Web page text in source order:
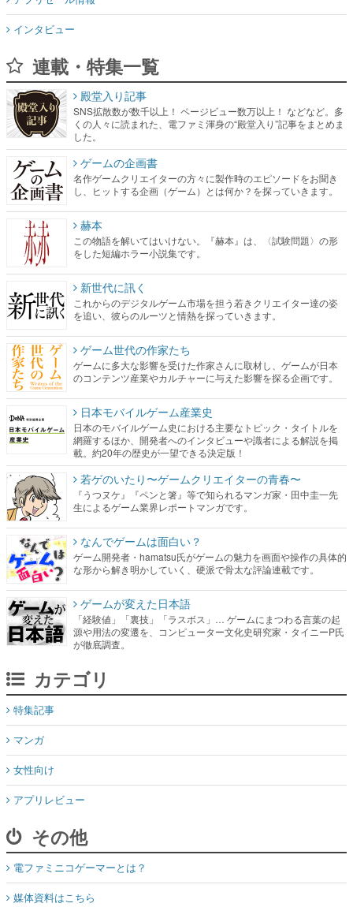
インタビュー
連載・特集一覧
殿堂入り記事
SNS拡散数が数千以上！ ページビュー数万以上！ などなど。多
くの人々に読まれた、電ファミ渾身の“殿堂入り”記事をまとめま
した。
ゲームの企画書
名作ゲームクリエイターの方々に製作時のエピソードをお聞き
し、ヒットする企画（ゲーム）とは何か？を探っていきます。
赫本
この物語を解いてはいけない。『赫本』は、〈試験問題〉の形
をした短編ホラー小説集です。
新世代に訊く
これからのデジタルゲーム市場を担う若きクリエイター達の姿
を追い、彼らのルーツと情熱を探っていきます。
ゲーム世代の作家たち
ゲームに多大な影響を受けた作家さんに取材し、ゲームが日本
のコンテンツ産業やカルチャーに与えた影響を探る企画です。
日本モバイルゲーム産業史
日本のモバイルゲーム史における主要なトピック・タイトルを
網羅するほか、開発者へのインタビューや識者による解説を掲
載。約20年の歴史が一望できる決定版！
若ゲのいたり〜ゲームクリエイターの青春〜
『うつヌケ』『ペンと箸』等で知られるマンガ家・田中圭一先
生によるゲーム業界レポートマンガです。
なんでゲームは面白い？
ゲーム開発者・hamatsu氏がゲームの魅力を画面や操作の具体的
な形から解き明かしていく、硬派で骨太な評論連載です。
ゲームが変えた日本語
「経験値」「裏技」「ラスボス」… ゲームにまつわる言葉の起
源や用法の変遷を、コンピューター文化史研究家・タイニーP氏
が徹底調査。
カテゴリ
特集記事
マンガ
女性向け
アプリレビュー
その他
電ファミニコゲーマーとは？
媒体資料はこちら